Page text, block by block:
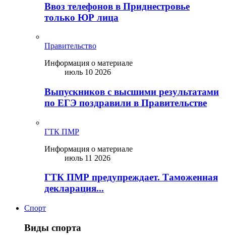
Ввоз телефонов в Приднестровье
только ЮР лица
Правительство
Информация о материале
июль 10 2026
Выпускников с высшими результатами
по ЕГЭ поздравили в Правительстве
ГТК ПМР
Информация о материале
июль 11 2026
ГТК ПМР предупреждает. Таможенная
декларация...
Спорт
Виды спорта